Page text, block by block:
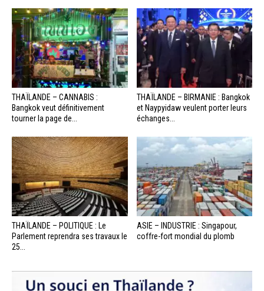
THAÏLANDE – CANNABIS :
Bangkok veut définitivement
tourner la page de...
THAÏLANDE – BIRMANIE : Bangkok
et Naypyidaw veulent porter leurs
échanges...
THAÏLANDE – POLITIQUE : Le
Parlement reprendra ses travaux le
25...
ASIE – INDUSTRIE : Singapour,
coffre-fort mondial du plomb